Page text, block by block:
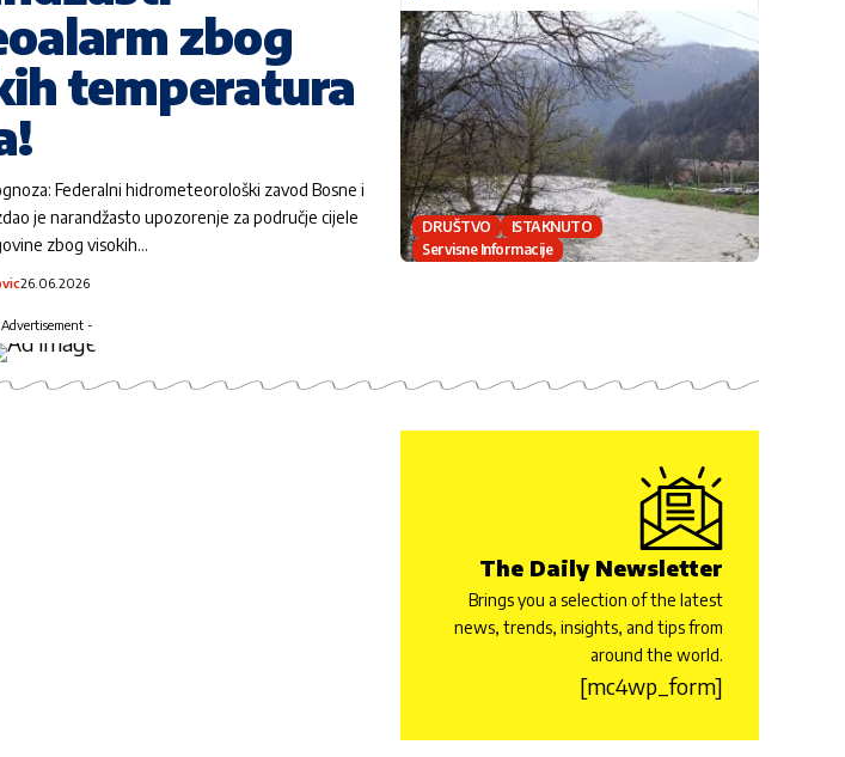
zbog
temperatura
Federalni hidrometeorološki zavod Bosne i
je narandžasto upozorenje za područje cijele
zbog visokih…
26.06.2026
DRUŠTVO
ISTAKNUTO
Servisne Informacije
-
The Daily Newsletter
Brings you a selection of the latest
news, trends, insights, and tips from
around the world.
[mc4wp_form]